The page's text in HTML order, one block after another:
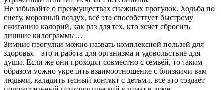
Не забывайте о преимуществах снежных прогулок. Ходьба по
снегу, морозный воздух, всё это способствует быстрому
сжиганию калорий, как раз для тех, кто хочет сбросить
лишние килограммы…
Зимние прогулки можно назвать комплексной пользой для
здоровья – это и работа для организма и удовольствие для
души. Если же они проходят совместно с семьёй, то таким
образом можно укрепить взаимоотношение с близкими вам
людьми, наладить тесный контакт с детьми, всё это создаёт